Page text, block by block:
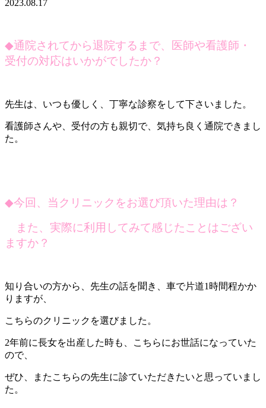
2023.08.17
◆通院されてから退院するまで、医師や看護師・
受付の対応はいかがでしたか？
先生は、いつも優しく、丁寧な診察をして下さいました。
看護師さんや、受付の方も親切で、気持ち良く通院できまし
た。
◆今回、当クリニックをお選び頂いた理由は？
また、実際に利用してみて感じたことはござい
ますか？
知り合いの方から、先生の話を聞き、車で片道1時間程かか
りますが、
こちらのクリニックを選びました。
2年前に長女を出産した時も、こちらにお世話になっていた
ので、
ぜひ、またこちらの先生に診ていただきたいと思っていまし
た。